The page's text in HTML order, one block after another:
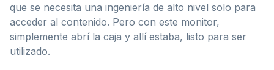
que se necesita una ingeniería de alto nivel solo para
acceder al contenido. Pero con este monitor,
simplemente abrí la caja y allí estaba, listo para ser
utilizado.